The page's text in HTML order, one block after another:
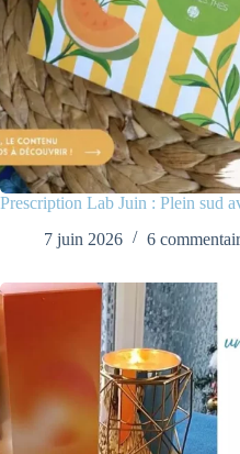
Prescription Lab Juin : Plein sud
7 juin 2026
6